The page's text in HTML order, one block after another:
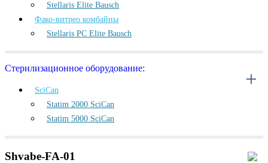
Stellaris Elite Bausch
Фако-витрео комбайны
Stellaris PC Elite Bausch
Стерилизационное оборудование:
SciCan
Statim 2000 SciCan
Statim 5000 SciCan
Shvabe-FA-01